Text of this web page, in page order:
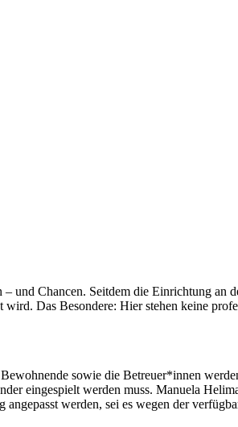
und Chancen. Seitdem die Einrichtung an
Das Besondere: Hier stehen keine
sowie die Betreuer*innen
eingespielt werden muss. Manuela
werden, sei es wegen der